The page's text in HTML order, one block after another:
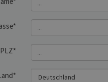
PLZ*